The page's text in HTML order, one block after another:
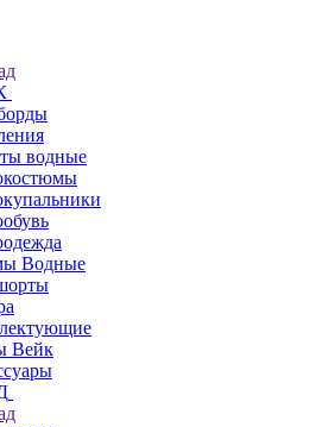
водные
Водные
Вейк